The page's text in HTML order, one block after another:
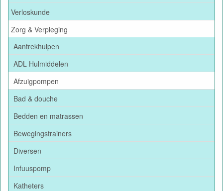
Verloskunde
Zorg & Verpleging
Aantrekhulpen
ADL Hulmiddelen
Afzuigpompen
Bad & douche
Bedden en matrassen
Bewegingstrainers
Diversen
Infuuspomp
Katheters